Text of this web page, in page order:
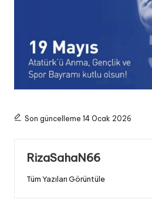
Son güncelleme 14 Ocak 2026
RizaSahaN66
Tüm Yazıları Görüntüle